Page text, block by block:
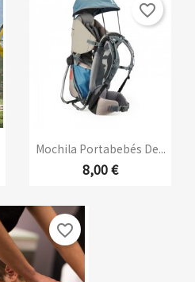
Mochila Portabebés De...
8,00 €
favorite_border
favorite_border